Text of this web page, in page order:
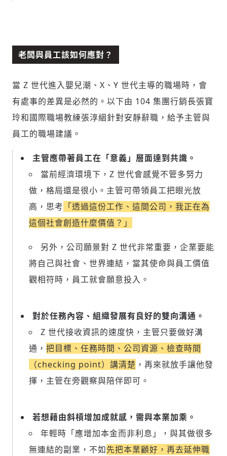
掌握國際政經脈動
參與下一波全球科技革命
老闆與員工該如何應對？
當 Z 世代進入嬰兒潮、X、Y 世代主導的職場時，會
有處事的差異是必然的。以下由 104 集團行銷長張寶
玲和國際職場教練張淳絪針對安靜辭職，給予主管與
員工的職場建議。
主管應帶著員工在「意義」層面達到共識。
當前經濟環境下，Z 世代會感覺不管多努力
做，格局還是很小。主管可帶領員工把眼光放
高，思考 「透過這份工作、這間公司，我正在為
這個社會創造什麼價值？」
另外，公司願景對 Z 世代非常重要，企業要能
將自己與社會、世界連結，當其使命與員工價值
觀相符時，員工就會願意投入。
對於任務內容、組織發展有良好的雙向溝通。
Z 世代接收資訊的速度快，主管只要做好溝
通， 把目標、任務時間、公司資源、檢查時間
（checking point）講清楚 ，再來就放手讓他發
揮，主管在旁觀察與陪伴即可。
若想藉由斜槓增加成就感，需與本業加乘。
年輕時「應增加本金而非利息」，與其做很多
無連結的副業，不如先把本業顧好，再去延伸職